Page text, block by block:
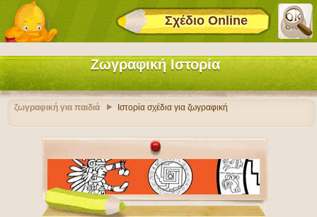
Σχέδιο Online
Ζωγραφική Ιστορία
ζωγραφική για παιδιά Ιστορία σχέδια για ζωγραφική